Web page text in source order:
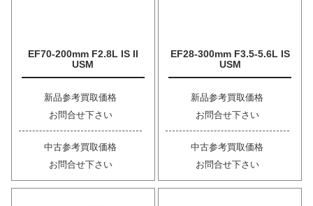
EF70-200mm F2.8L IS II
USM
新品参考買取価格
お問合せ下さい
中古参考買取価格
お問合せ下さい
EF28-300mm F3.5-5.6L IS
USM
新品参考買取価格
お問合せ下さい
中古参考買取価格
お問合せ下さい